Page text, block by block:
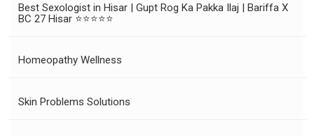
Best Sexologist in Hisar | Gupt Rog Ka Pakka Ilaj | Bariffa X
BC 27 Hisar ⭐⭐⭐⭐⭐
Homeopathy Wellness
Skin Problems Solutions